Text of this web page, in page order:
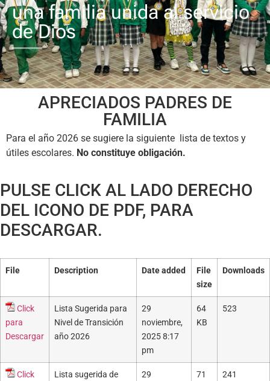
una familia unida al servicio
de Dios
APRECIADOS PADRES DE
FAMILIA
Para el año 2026 se sugiere la siguiente lista de textos y
útiles escolares. No constituye obligación.
PULSE CLICK AL LADO DERECHO
DEL ICONO DE PDF, PARA
DESCARGAR.
File Description Date added
File
size
Downloads
Click
para
Descargar
Lista Sugerida para
Nivel de Transición
año 2026
29
noviembre,
2025 8:17
pm
64
KB
523
Click
Lista sugerida de
29
71
241